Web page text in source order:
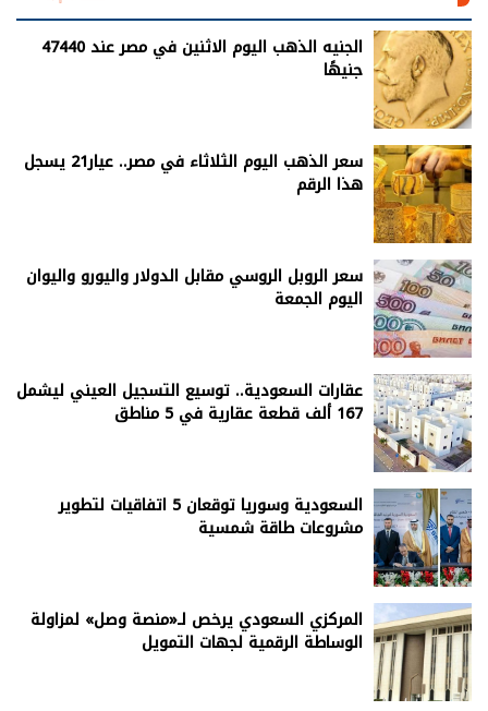
الجنيه الذهب اليوم الاثنين في مصر عند 47440
جنيهًا
سعر الذهب اليوم الثلاثاء في مصر.. عيار21 يسجل
هذا الرقم
سعر الروبل الروسي مقابل الدولار واليورو واليوان
اليوم الجمعة
عقارات السعودية.. توسيع التسجيل العيني ليشمل
167 ألف قطعة عقارية في 5 مناطق
السعودية وسوريا توقعان 5 اتفاقيات لتطوير
مشروعات طاقة شمسية
المركزي السعودي يرخص لـ«منصة وصل» لمزاولة
الوساطة الرقمية لجهات التمويل